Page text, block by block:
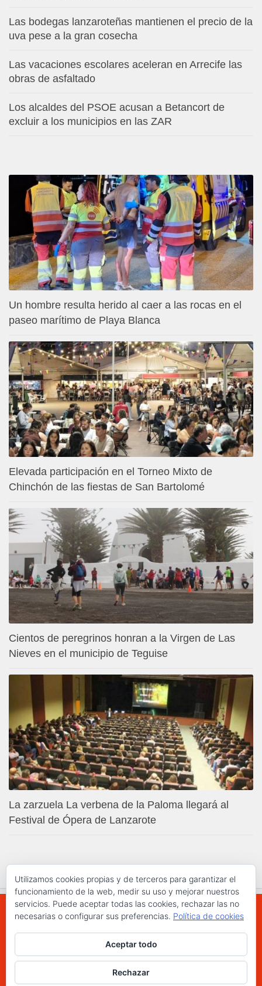
Las bodegas lanzaroteñas mantienen el precio de la
uva pese a la gran cosecha
Las vacaciones escolares aceleran en Arrecife las
obras de asfaltado
Los alcaldes del PSOE acusan a Betancort de
excluir a los municipios en las ZAR
Un hombre resulta herido al caer a las rocas en el
paseo marítimo de Playa Blanca
Elevada participación en el Torneo Mixto de
Chinchón de las fiestas de San Bartolomé
Cientos de peregrinos honran a la Virgen de Las
Nieves en el municipio de Teguise
La zarzuela La verbena de la Paloma llegará al
Festival de Ópera de Lanzarote
WWW.ELCHAPLON.COM © 2026. Todos los
derechos reservados.
Utilizamos cookies propias y de terceros para garantizar el
funcionamiento de la web, medir su uso y mejorar nuestros
servicios. Puede aceptar todas las cookies, rechazar las no
necesarias o configurar sus preferencias. Política de cookies
Aceptar todo
Rechazar